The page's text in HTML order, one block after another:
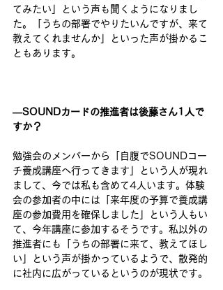
てみたい」という声も聞くようになりまし
た。「うちの部署でやりたいんですが、来て
教えてくれませんか」といった声が掛かるこ
ともあります。
―SOUNDカードの推進者は後藤さん1人で
すか？
勉強会のメンバーから「自腹でSOUNDコー
チ養成講座へ行ってきます」という人が現れ
まして、今では私も含めて4人います。体験
会の参加者の中には「来年度の予算で養成講
座の参加費用を確保しました」という人もい
て、今年講座に参加するそうです。私以外の
推進者にも「うちの部署に来て、教えてほし
い」という声が掛かっているようで、散発的
に社内に広がっているというのが現状です。